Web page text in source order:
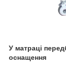
У матраці
оснащення